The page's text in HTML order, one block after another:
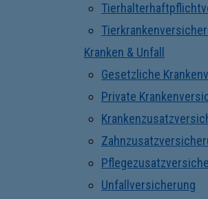
Kranken & Unfall
Gesetzliche
Private
Unfallversicherung